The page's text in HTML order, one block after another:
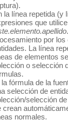
la línea repetida (y
que
por
La línea
de elementos
o selección
la fórmula de la
selección de
selección
crean
normales.